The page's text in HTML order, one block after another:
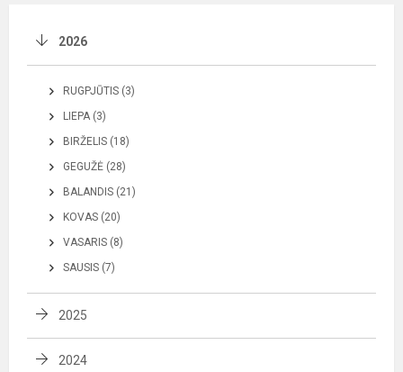
2026
RUGPJŪTIS (3)
LIEPA (3)
BIRŽELIS (18)
GEGUŽĖ (28)
BALANDIS (21)
KOVAS (20)
VASARIS (8)
SAUSIS (7)
2025
2024